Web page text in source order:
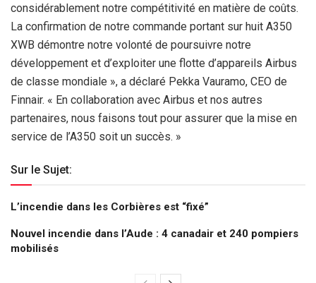
considérablement notre compétitivité en matière de coûts.
La confirmation de notre commande portant sur huit A350
XWB démontre notre volonté de poursuivre notre
développement et d’exploiter une flotte d’appareils Airbus
de classe mondiale », a déclaré Pekka Vauramo, CEO de
Finnair. « En collaboration avec Airbus et nos autres
partenaires, nous faisons tout pour assurer que la mise en
service de l’A350 soit un succès. »
Sur le Sujet:
L’incendie dans les Corbières est “fixé”
Nouvel incendie dans l’Aude : 4 canadair et 240 pompiers
mobilisés